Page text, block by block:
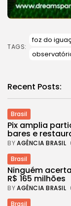
TAGS:
foz do
Recent Posts:
Brasil
Pix amplia
bares e
BYAGÊNCIA BRASIL
Brasil
Ninguém
R$ 165 milhões
BYAGÊNCIA BRASIL
Brasil